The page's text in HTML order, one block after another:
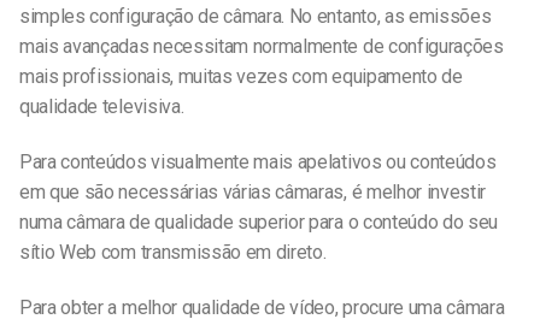
simples configuração de câmara. No entanto, as emissões
mais avançadas necessitam normalmente de configurações
mais profissionais, muitas vezes com equipamento de
qualidade televisiva.
Para conteúdos visualmente mais apelativos ou conteúdos
em que são necessárias várias câmaras, é melhor investir
numa câmara de qualidade superior para o conteúdo do seu
sítio Web com transmissão em direto.
Para obter a melhor qualidade de vídeo, procure uma câmara